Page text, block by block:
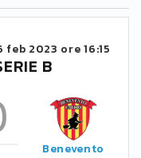
feb 2023 ore 16:15
B
Benevento